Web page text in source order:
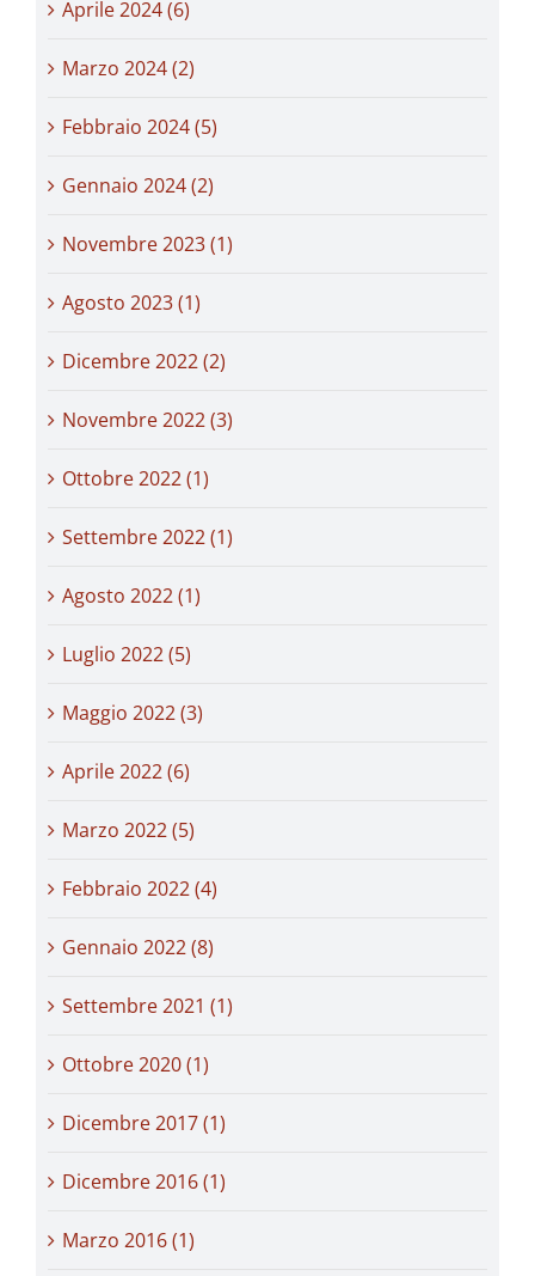
Aprile 2024 (6)
Marzo 2024 (2)
Febbraio 2024 (5)
Gennaio 2024 (2)
Novembre 2023 (1)
Agosto 2023 (1)
Dicembre 2022 (2)
Novembre 2022 (3)
Ottobre 2022 (1)
Settembre 2022 (1)
Agosto 2022 (1)
Luglio 2022 (5)
Maggio 2022 (3)
Aprile 2022 (6)
Marzo 2022 (5)
Febbraio 2022 (4)
Gennaio 2022 (8)
Settembre 2021 (1)
Ottobre 2020 (1)
Dicembre 2017 (1)
Dicembre 2016 (1)
Marzo 2016 (1)